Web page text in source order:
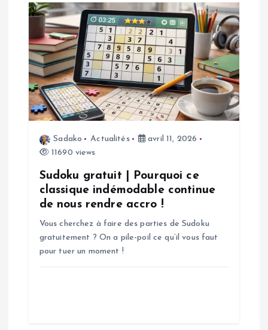
t
o
n
Sadako Actualités
avril 11, 2026
11690 views
Sudoku gratuit | Pourquoi ce
classique indémodable continue
de nous rendre accro !
Vous cherchez à faire des parties de Sudoku
gratuitement ? On a pile-poil ce qu’il vous faut
pour tuer un moment !